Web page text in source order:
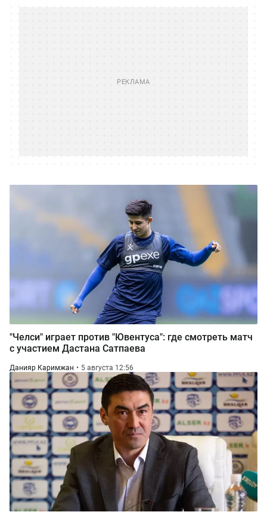
"Челси" играет против "Ювентуса": где смотреть матч
с участием Дастана Сатпаева
Данияр Каримжан 5 августа 12:56